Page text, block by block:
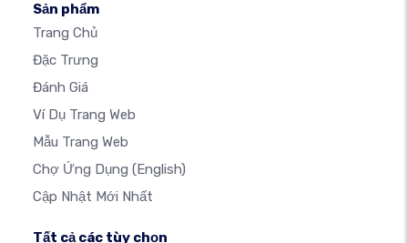
Sản phẩm
Trang Chủ
Đặc Trưng
Đánh Giá
Ví Dụ Trang Web
Mẫu Trang Web
Chợ Ứng Dụng (English)
Cập Nhật Mới Nhất
Tất cả các tùy chọn